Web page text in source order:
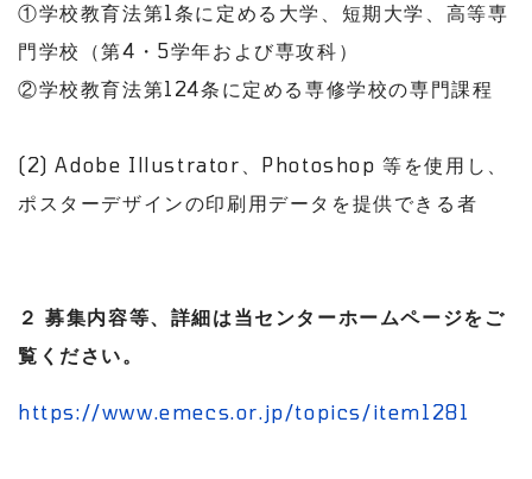
①学校教育法第1条に定める大学、短期大学、高等専
門学校（第4・5学年および専攻科）
②学校教育法第124条に定める専修学校の専門課程
(2) Adobe Illustrator、Photoshop 等を使用し、
ポスターデザインの印刷用データを提供できる者
２ 募集内容等、詳細は当センターホームページをご
覧ください。
https://www.emecs.or.jp/topics/item1281